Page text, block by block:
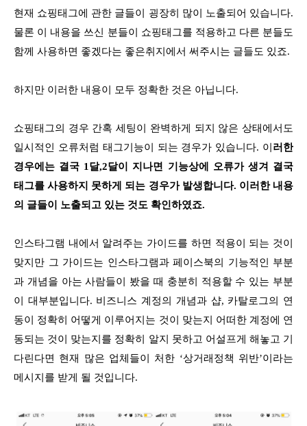
현재 쇼핑태그에 관한 글들이 굉장히 많이 노출되어 있습니다.
물론 이 내용을 쓰신 분들이 쇼핑태그를 적용하고 다른 분들도
함께 사용하면 좋겠다는 좋은취지에서 써주시는 글들도 있죠.
하지만 이러한 내용이 모두 정확한 것은 아닙니다.
쇼핑태그의 경우 간혹 세팅이 완벽하게 되지 않은 상태에서도
일시적인 오류처럼 태그기능이 되는 경우가 있습니다. 이 러한
경우에는 결국 1달,2달이 지나면 기능상에 오류가 생겨 결국
태그를 사용하지 못하게 되는 경우가 발생합니다. 이러한 내용
의 글들이 노출되고 있는 것도 확인하였죠.
인스타그램 내에서 알려주는 가이드를 하면 적용이 되는 것이
맞지만 그 가이드는 인스타그램과 페이스북의 기능적인 부분
과 개념을 아는 사람들이 봤을 때 충분히 적용할 수 있는 부분
이 대부분입니다. 비즈니스 계정의 개념과 샵, 카탈로그의 연
동이 정확히 어떻게 이루어지는 것이 맞는지 어떠한 계정에 연
동되는 것이 맞는지를 정확히 알지 못하고 어설프게 해놓고 기
다린다면 현재 많은 업체들이 처한 ‘상거래정책 위반’이라는
메시지를 받게 될 것입니다.